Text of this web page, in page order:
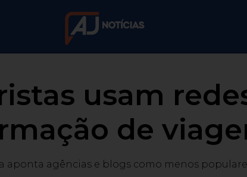
usam
de
aponta agências e blogs como menos